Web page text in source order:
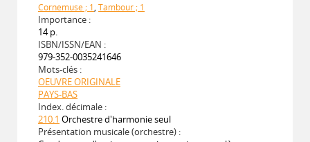
Cornemuse ; 1, Tambour ; 1
Importance :
14 p.
ISBN/ISSN/EAN :
979-352-0035241646
Mots-clés :
OEUVRE ORIGINALE
PAYS-BAS
Index. décimale :
210.1 Orchestre d'harmonie seul
Présentation musicale (orchestre) :